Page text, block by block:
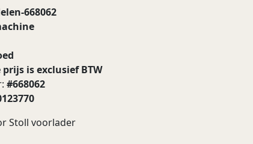
668062
is exclusief BTW
#668062
Stoll voorlader